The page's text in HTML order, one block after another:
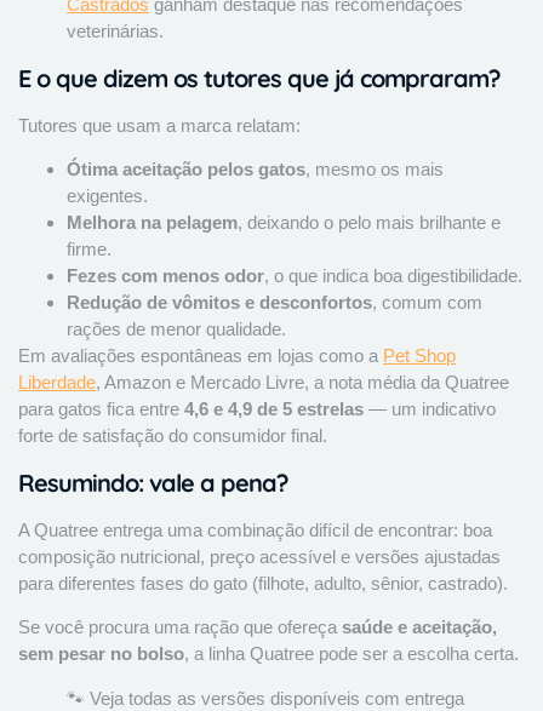
Castrados ganham destaque nas recomendações
veterinárias.
E o que dizem os tutores que já compraram?
Tutores que usam a marca relatam:
Ótima aceitação pelos gatos, mesmo os mais
exigentes.
Melhora na pelagem, deixando o pelo mais brilhante e
firme.
Fezes com menos odor, o que indica boa digestibilidade.
Redução de vômitos e desconfortos, comum com
rações de menor qualidade.
Em avaliações espontâneas em lojas como a Pet Shop
Liberdade, Amazon e Mercado Livre, a nota média da Quatree
para gatos fica entre 4,6 e 4,9 de 5 estrelas — um indicativo
forte de satisfação do consumidor final.
Resumindo: vale a pena?
A Quatree entrega uma combinação difícil de encontrar: boa
composição nutricional, preço acessível e versões ajustadas
para diferentes fases do gato (filhote, adulto, sênior, castrado).
Se você procura uma ração que ofereça saúde e aceitação,
sem pesar no bolso, a linha Quatree pode ser a escolha certa.
🐾 Veja todas as versões disponíveis com entrega